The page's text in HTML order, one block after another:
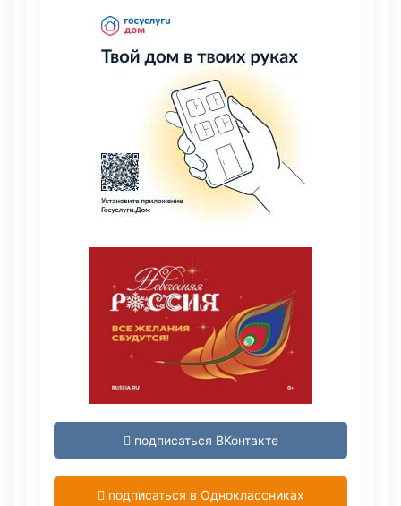
подписаться ВКонтакте
подписаться в Одноклассниках